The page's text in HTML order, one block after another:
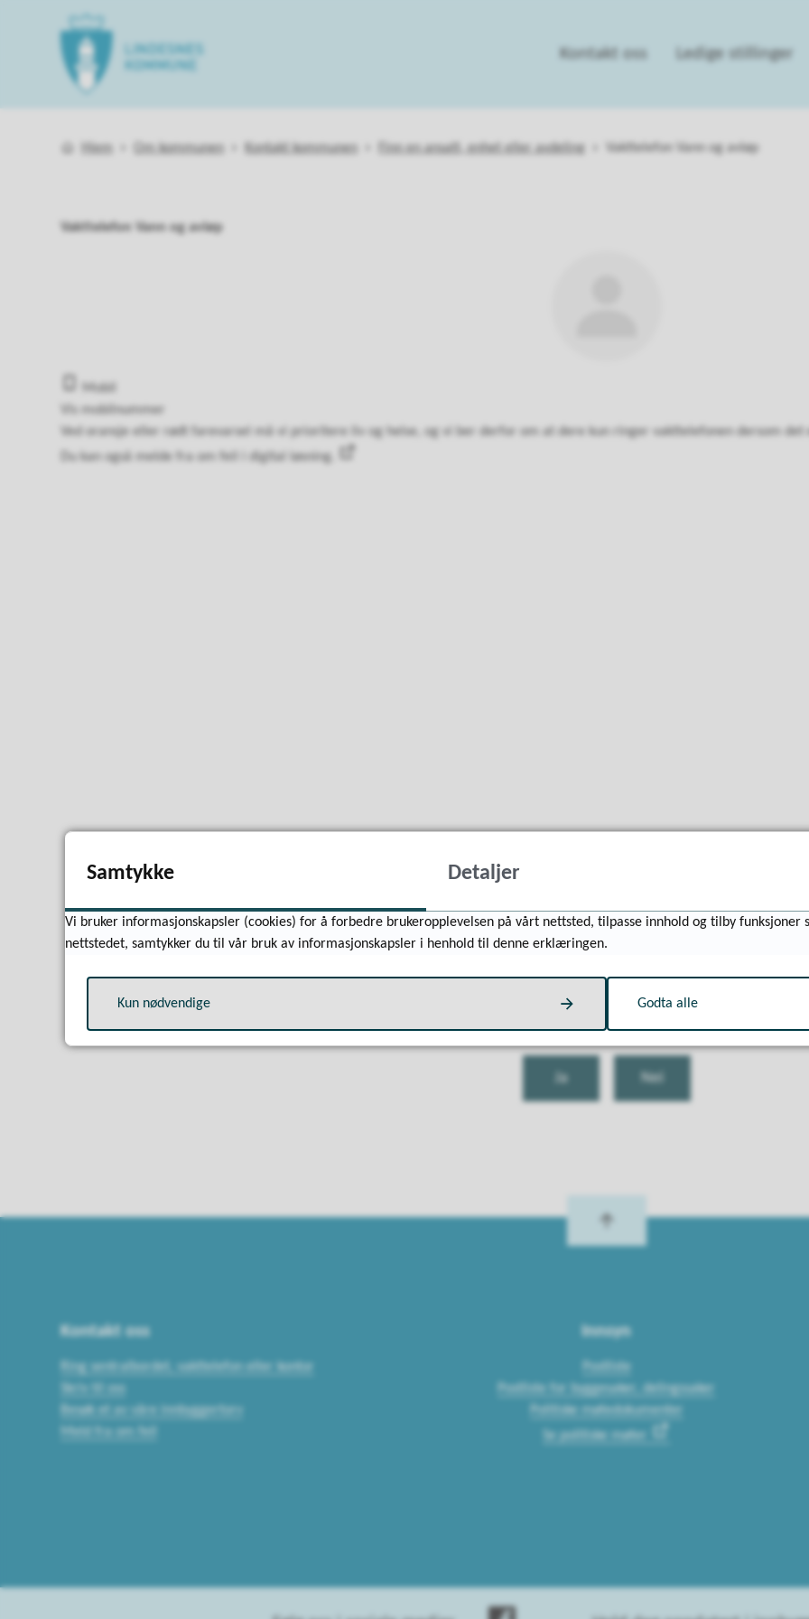
Kontakt oss Ledige stillinger
Du er her:
Hjem Om kommunen Kontakt kommunen Finn en ansatt, enhet eller avdeling Vakttelefon Vann og avløp
Vakttelefon Vann og avløp
Vis mobilnummer
Ved oransje eller rødt farevarsel må vi prioritere liv og helse, og vi ber derfor om at dere kun ringer vakttelefonen dersom det
Du kan også melde fra om feil i digital løsning.
Fant du det du lette etter?
Ja Nei
Kontakt oss
Ring sentralbordet, vakttelefon eller kontor
Skriv til oss
Besøk et av våre innbyggertorv
Meld fra om feil
Innsyn
Postliste
Postliste for byggesaker, delingssaker
Politiske møtedokumenter
Se politiske møter
Samtykke Detaljer
Vi bruker informasjonskapsler (cookies) for å forbedre brukeropplevelsen på vårt nettsted, tilpasse innhold og tilby funksjoner
nettstedet, samtykker du til vår bruk av informasjonskapsler i henhold til denne erklæringen.
Kun nødvendige Godta alle